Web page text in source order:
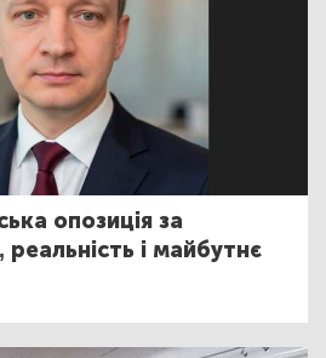
опозиція за
і майбутнє